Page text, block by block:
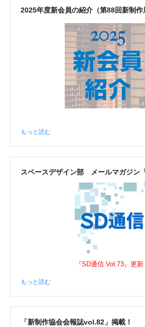
2025年度新会員の紹介（第88回新制作
もっと読む
スペースデザイン部 メールマガジン
『SD通信 Vol.73』更新
もっと読む
「新制作協会会報誌vol.82」掲載！